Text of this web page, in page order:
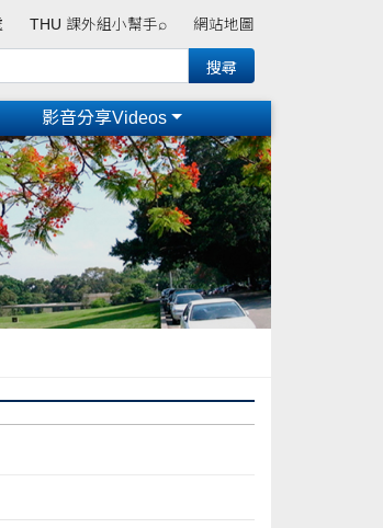
THU 課外組小幫手⌕ 網站地圖
影音分享Videos